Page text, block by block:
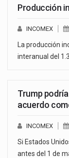
Producción
INCOMEX
La producción
interanual del
Trump
acuerdo
INCOMEX
Si Estados
antes del 1 de